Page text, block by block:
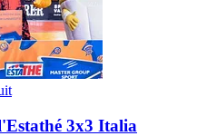
3x3 Italia